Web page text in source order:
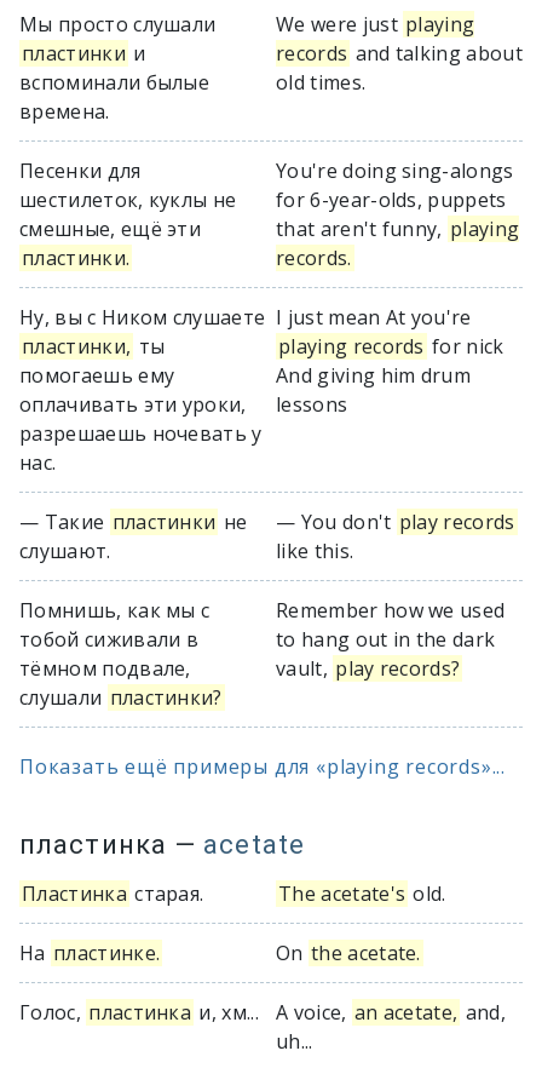
Мы просто слушали
пластинки и
вспоминали былые
времена.
We were just playing
records and talking about
old times.
Песенки для
шестилеток, куклы не
смешные, ещё эти
пластинки.
You're doing sing-alongs
for 6-year-olds, puppets
that aren't funny, playing
records.
Ну, вы с Ником слушаете
пластинки, ты
помогаешь ему
оплачивать эти уроки,
разрешаешь ночевать у
нас.
I just mean At you're
playing records for nick
And giving him drum
lessons
— Такие пластинки не
слушают.
— You don't play records
like this.
Помнишь, как мы с
тобой сиживали в
тёмном подвале,
слушали пластинки?
Remember how we used
to hang out in the dark
vault, play records?
Показать ещё примеры для «playing records»...
пластинка — acetate
Пластинка старая. The acetate's old.
На пластинке. On the acetate.
Голос, пластинка и, хм... A voice, an acetate, and,
uh...